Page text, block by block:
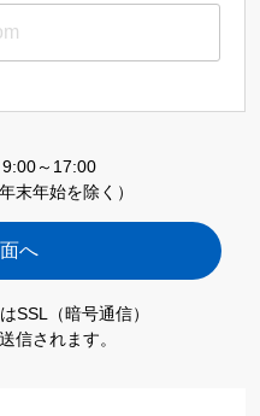
～17:00
末年始を除く）
SSL（暗号通信）
信されます。